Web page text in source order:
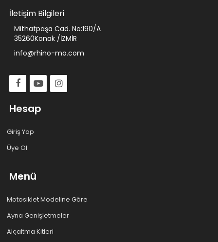
İletişim Bilgileri
Mithatpaşa Cad. No:190/A
35260Konak /İZMİR
info@rhino-ma.com
Hesap
Giriş Yap
Üye Ol
Menü
Motosiklet Modeline Göre
Ayna Genişletmeler
Alçaltma Kitleri